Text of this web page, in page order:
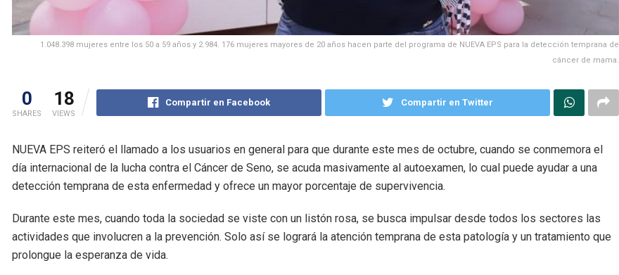
1.048.398 mujeres entre los 50 a 59 años y 2.984. 176 mujeres mayores de 20 años hacen parte del programa de NUEVA EPS para la detección temprana de
cáncer de mama.
0
SHARES
18
VIEWS
Compartir en Facebook Compartir en Twitter
NUEVA EPS reiteró el llamado a los usuarios en general para que durante este mes de octubre, cuando se conmemora el
día internacional de la lucha contra el Cáncer de Seno, se acuda masivamente al autoexamen, lo cual puede ayudar a una
detección temprana de esta enfermedad y ofrece un mayor porcentaje de supervivencia.
Durante este mes, cuando toda la sociedad se viste con un listón rosa, se busca impulsar desde todos los sectores las
actividades que involucren a la prevención. Solo así se logrará la atención temprana de esta patología y un tratamiento que
prolongue la esperanza de vida.